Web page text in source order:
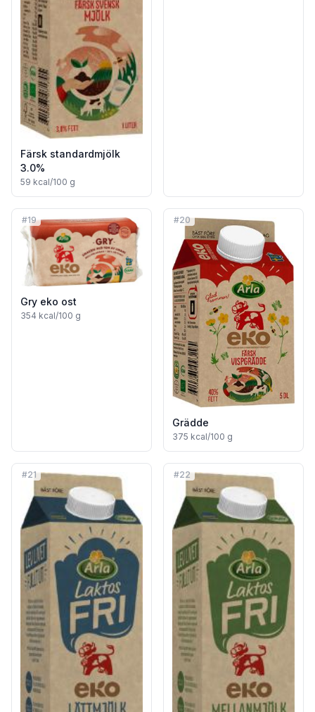
Färsk standardmjölk
3.0%
59 kcal/100 g
#19
Gry eko ost
354 kcal/100 g
#20
Grädde
375 kcal/100 g
#21 #22